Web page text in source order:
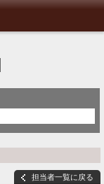
担当者一覧に戻る